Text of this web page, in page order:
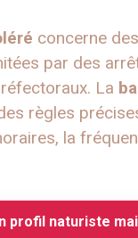
concerne des
par des
La
règles
la
profil naturiste